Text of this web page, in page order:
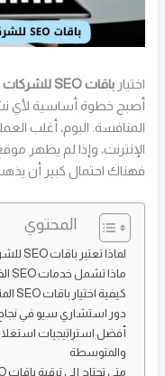
اختيارباقات SEO للشركات الصغيرة والمتوسطة
أصبح خطوة أساسية لأي
المنافسة. اليوم، أغلب
الإنترنت، وإذا لم يظهر
فهناك احتمال كبير أن
المحتوي
لماذا تعتبر باقات SEO للشركات الصغيرة والمتوسطة استثمارًا ذكيًا؟
ماذا تشمل خدمات SEO الفعالة؟
كيفية اختيار باقات SEO المناسبة لشركتك
دور استشاري سيو في نجاح
والمتوسطة
متى تحتاج إلى ترقية باقات SEO الخاصة بك؟